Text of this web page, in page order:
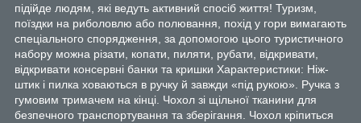
підійде людям, які ведуть активний спосіб життя! Туризм,
поїздки на риболовлю або полювання, похід у гори вимагають
спеціального спорядження, за допомогою цього туристичного
набору можна різати, копати, пиляти, рубати, відкривати,
відкривати консервні банки та кришки Характеристики: Ніж-
штик і пилка ховаються в ручку й завжди «під рукою». Ручка з
гумовим тримачем на кінці. Чохол зі щільної тканини для
безпечного транспортування та зберігання. Чохол кріпиться